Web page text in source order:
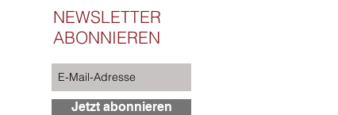
NEWSLETTER
ABONNIEREN
Jetzt abonnieren